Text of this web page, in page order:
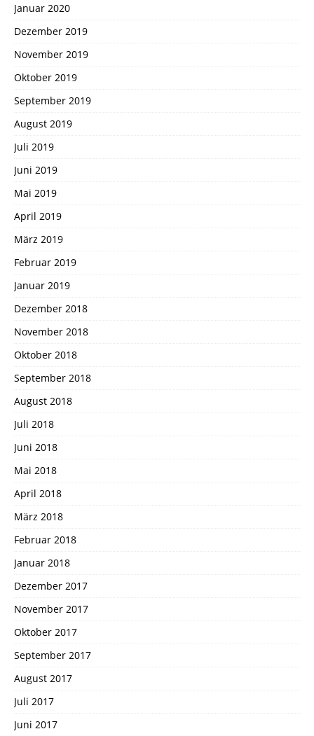
Januar 2020
Dezember 2019
November 2019
Oktober 2019
September 2019
August 2019
Juli 2019
Juni 2019
Mai 2019
April 2019
März 2019
Februar 2019
Januar 2019
Dezember 2018
November 2018
Oktober 2018
September 2018
August 2018
Juli 2018
Juni 2018
Mai 2018
April 2018
März 2018
Februar 2018
Januar 2018
Dezember 2017
November 2017
Oktober 2017
September 2017
August 2017
Juli 2017
Juni 2017